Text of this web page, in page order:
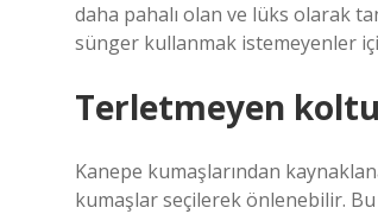
daha pahalı olan ve lüks olarak
sünger kullanmak istemeyenler
Terletmeyen
Kanepe kumaşlarından
kumaşlar seçilerek önlenebilir.